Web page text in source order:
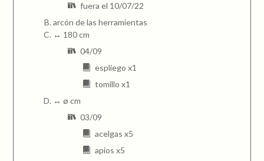
fuera el 10/07/22
arcón de las herramientas
↔ 180 cm
04/09
espliego x1
tomillo x1
↔ ø cm
03/09
acelgas x5
apios x5